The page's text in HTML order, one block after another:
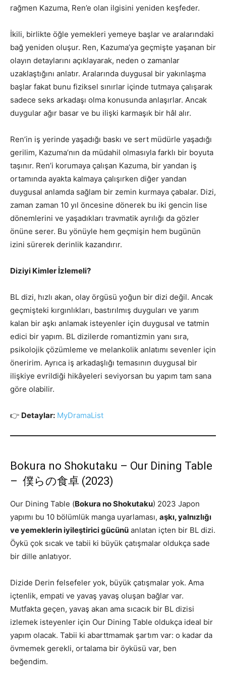
rağmen Kazuma, Ren’e olan ilgisini yeniden keşfeder.
İkili, birlikte öğle yemekleri yemeye başlar ve aralarındaki
bağ yeniden oluşur. Ren, Kazuma’ya geçmişte yaşanan bir
olayın detaylarını açıklayarak, neden o zamanlar
uzaklaştığını anlatır. Aralarında duygusal bir yakınlaşma
başlar fakat bunu fiziksel sınırlar içinde tutmaya çalışarak
sadece seks arkadaşı olma konusunda anlaşırlar. Ancak
duygular ağır basar ve bu ilişki karmaşık bir hâl alır.
Ren’in iş yerinde yaşadığı baskı ve sert müdürle yaşadığı
gerilim, Kazuma’nın da müdahil olmasıyla farklı bir boyuta
taşınır. Ren’i korumaya çalışan Kazuma, bir yandan iş
ortamında ayakta kalmaya çalışırken diğer yandan
duygusal anlamda sağlam bir zemin kurmaya çabalar. Dizi,
zaman zaman 10 yıl öncesine dönerek bu iki gencin lise
dönemlerini ve yaşadıkları travmatik ayrılığı da gözler
önüne serer. Bu yönüyle hem geçmişin hem bugünün
izini sürerek derinlik kazandırır.
Diziyi Kimler İzlemeli?
BL dizi, hızlı akan, olay örgüsü yoğun bir dizi değil. Ancak
geçmişteki kırgınlıkları, bastırılmış duyguları ve yarım
kalan bir aşkı anlamak isteyenler için duygusal ve tatmin
edici bir yapım. BL dizilerde romantizmin yanı sıra,
psikolojik çözümleme ve melankolik anlatımı sevenler için
öneririm. Ayrıca iş arkadaşlığı temasının duygusal bir
ilişkiye evrildiği hikâyeleri seviyorsan bu yapım tam sana
göre olabilir.
👉 Detaylar: MyDramaList
Bokura no Shokutaku – Our Dining Table
– 僕らの食卓 (2023)
Our Dining Table (Bokura no Shokutaku) 2023 Japon
yapımı bu 10 bölümlük manga uyarlaması, aşkı, yalnızlığı
ve yemeklerin iyileştirici gücünü anlatan içten bir BL dizi.
Öykü çok sıcak ve tabii ki büyük çatışmalar oldukça sade
bir dille anlatıyor.
Dizide Derin felsefeler yok, büyük çatışmalar yok. Ama
içtenlik, empati ve yavaş yavaş oluşan bağlar var.
Mutfakta geçen, yavaş akan ama sıcacık bir BL dizisi
izlemek isteyenler için Our Dining Table oldukça ideal bir
yapım olacak. Tabii ki abarttmamak şartım var: o kadar da
övmemek gerekli, ortalama bir öyküsü var, ben
beğendim.